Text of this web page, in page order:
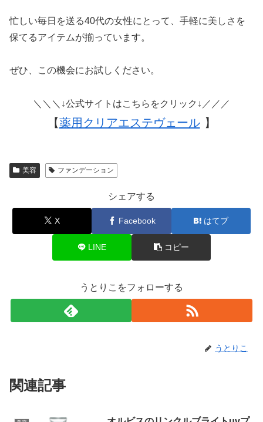
忙しい毎日を送る40代の女性にとって、手軽に美しさを
保てるアイテムが揃っています。
ぜひ、この機会にお試しください。
＼＼＼↓公式サイトはこちらをクリック↓／／／
【薬用クリアエステヴェール 】
美容 ファンデーション
シェアする
X Facebook はてブ
LINE コピー
うとりこをフォローする
うとりこ
関連記事